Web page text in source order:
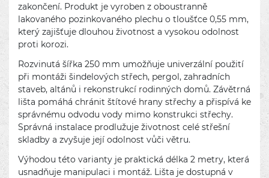
zakončení. Produkt je vyroben z oboustranně
lakovaného pozinkovaného plechu o tloušťce 0,55 mm,
který zajišťuje dlouhou životnost a vysokou odolnost
proti korozi.
Rozvinutá šířka 250 mm umožňuje univerzální použití
při montáži šindelových střech, pergol, zahradních
staveb, altánů i rekonstrukcí rodinných domů. Závětrná
lišta pomáhá chránit štítové hrany střechy a přispívá ke
správnému odvodu vody mimo konstrukci střechy.
Správná instalace prodlužuje životnost celé střešní
skladby a zvyšuje její odolnost vůči větru.
Výhodou této varianty je praktická délka 2 metry, která
usnadňuje manipulaci i montáž. Lišta je dostupná v